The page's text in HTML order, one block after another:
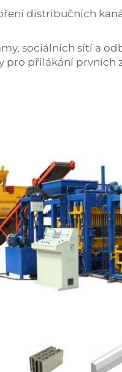
distribučních
sociálních sítí a
pro přilákání prvních